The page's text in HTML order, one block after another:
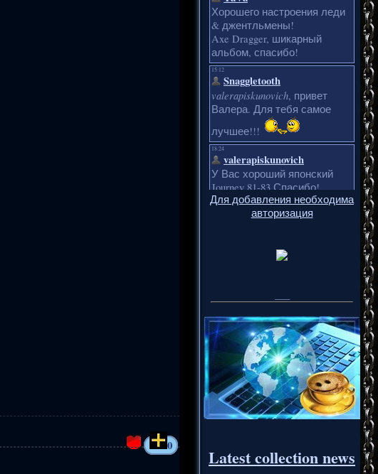
0
Для добавления необходима
авторизация
Latest collection news